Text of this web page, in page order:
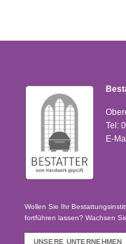
Tel:
E-
Wollen Sie Ihr
fortführen lassen? Wachsen
UNSERE UNTERNEHMEN